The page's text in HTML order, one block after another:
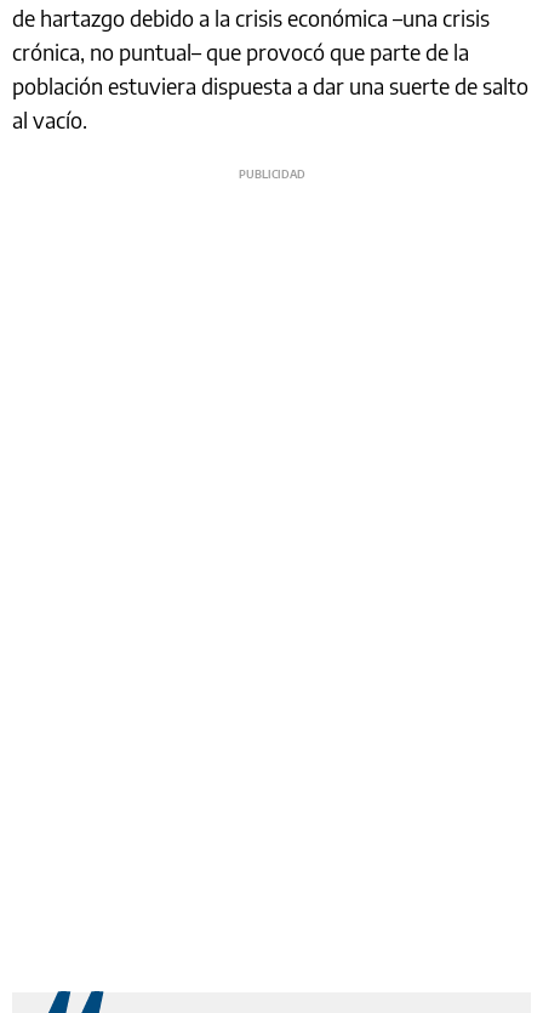
de hartazgo debido a la crisis económica –una crisis
crónica, no puntual– que provocó que parte de la
población estuviera dispuesta a dar una suerte de salto
al vacío.